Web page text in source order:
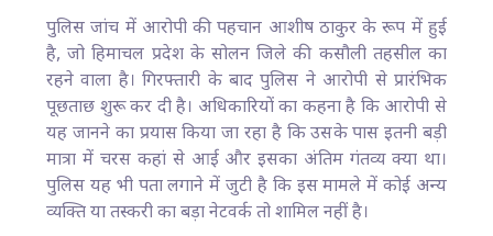
पुलिस जांच में आरोपी की पहचान आशीष ठाकुर के रूप में हुई
है, जो हिमाचल प्रदेश के सोलन जिले की कसौली तहसील का
रहने वाला है। गिरफ्तारी के बाद पुलिस ने आरोपी से प्रारंभिक
पूछताछ शुरू कर दी है। अधिकारियों का कहना है कि आरोपी से
यह जानने का प्रयास किया जा रहा है कि उसके पास इतनी बड़ी
मात्रा में चरस कहां से आई और इसका अंतिम गंतव्य क्या था।
पुलिस यह भी पता लगाने में जुटी है कि इस मामले में कोई अन्य
व्यक्ति या तस्करी का बड़ा नेटवर्क तो शामिल नहीं है।